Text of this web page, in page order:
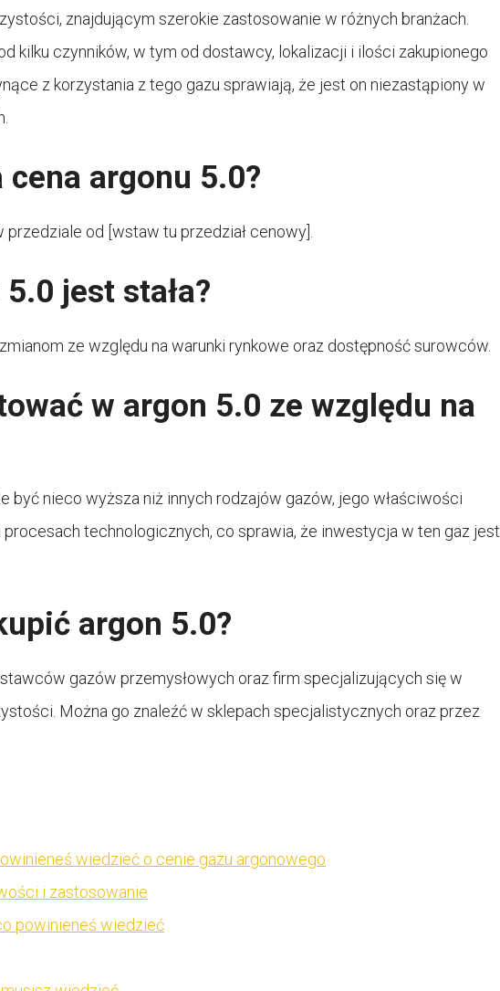
znajdującym szerokie zastosowanie w różnych branżach.
kilku czynników, w tym od dostawcy, lokalizacji i ilości zakupionego
z korzystania z tego gazu sprawiają, że jest on niezastąpiony w
argonu 5.0?
przedziale od [wstaw tu przedział cenowy].
jest stała?
ze względu na warunki rynkowe oraz dostępność surowców.
w argon 5.0 ze względu na
być nieco wyższa niż innych rodzajów gazów, jego właściwości
technologicznych, co sprawia, że inwestycja w ten gaz jest
argon 5.0?
gazów przemysłowych oraz firm specjalizujących się w
Można go znaleźć w sklepach specjalistycznych oraz przez
wiedzieć o cenie gazu argonowego
i zastosowanie
powinieneś wiedzieć